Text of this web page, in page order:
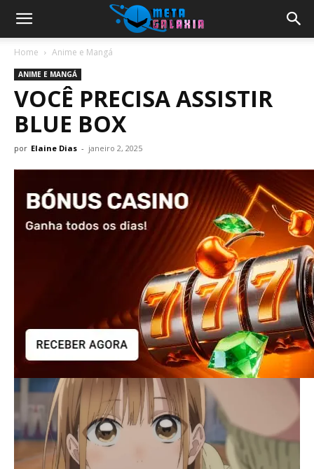
Home Anime e Mangá
ANIME E MANGÁ
VOCÊ PRECISA ASSISTIR
BLUE BOX
por Elaine Dias - janeiro 2, 2025